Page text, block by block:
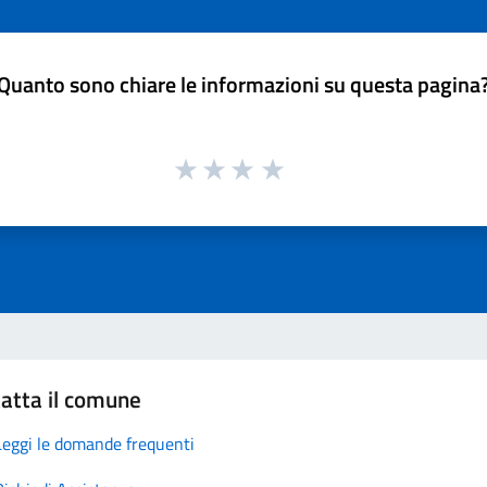
sono chiare le informazioni su questa
il comune
le domande frequenti